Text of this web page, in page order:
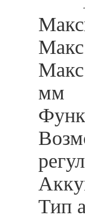
мм
Тип